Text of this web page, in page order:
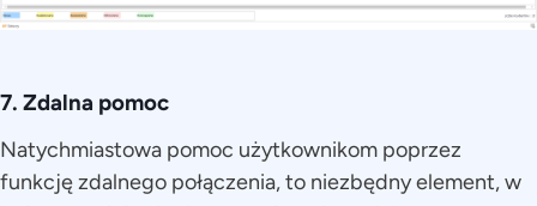
7. Zdalna pomoc
Natychmiastowa pomoc użytkownikom poprzez
funkcję zdalnego połączenia, to niezbędny element, w